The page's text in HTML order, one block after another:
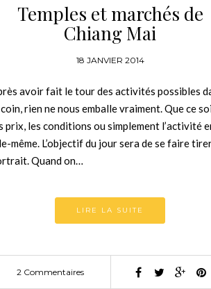
Temples et marchés de
Chiang Mai
18 JANVIER 2014
avoir fait le tour des activités possibles
rien ne nous emballe vraiment. Que ce
prix, les conditions ou simplement l’activité
même. L’objectif du jour sera de se faire
Quand on…
LIRE LA SUITE
2 Commentaires